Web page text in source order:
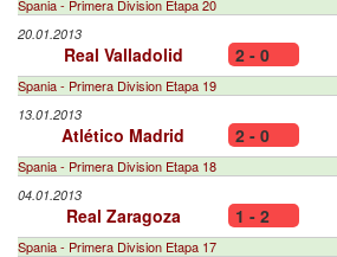
Spania - Primera Division Etapa 20
20.01.2013
Real Valladolid 2 - 0
Spania - Primera Division Etapa 19
13.01.2013
Atlético Madrid 2 - 0
Spania - Primera Division Etapa 18
04.01.2013
Real Zaragoza 1 - 2
Spania - Primera Division Etapa 17